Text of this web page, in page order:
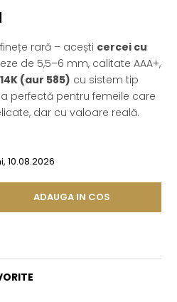
rară – acești cercei cu
de 5,5–6 mm, calitate AAA+,
(aur 585) cu sistem tip
perfectă pentru femeile care
dar cu valoare reală.
10.08.2026
ADAUGA IN COS